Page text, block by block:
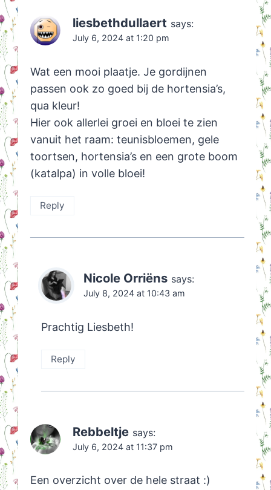
liesbethdullaert says:
July 6, 2024 at 1:20 pm
Wat een mooi plaatje. Je gordijnen
passen ook zo goed bij de hortensia’s,
qua kleur!
Hier ook allerlei groei en bloei te zien
vanuit het raam: teunisbloemen, gele
toortsen, hortensia’s en een grote boom
(katalpa) in volle bloei!
Reply
Nicole Orriëns says:
July 8, 2024 at 10:43 am
Prachtig Liesbeth!
Reply
Rebbeltje says:
July 6, 2024 at 11:37 pm
Een overzicht over de hele straat :)